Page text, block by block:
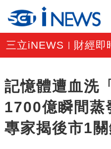
三立iNEWS 財經即
記憶體遭血洗
1700億瞬間
專家揭後市1